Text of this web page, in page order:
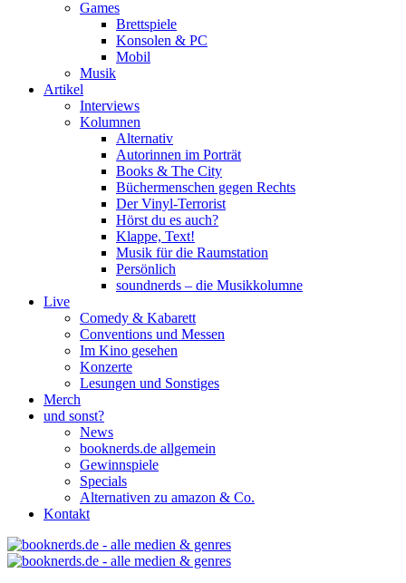
Games
Brettspiele
Konsolen & PC
Mobil
Musik
Artikel
Interviews
Kolumnen
Alternativ
Autorinnen im Porträt
Books & The City
Büchermenschen gegen Rechts
Der Vinyl-Terrorist
Hörst du es auch?
Klappe, Text!
Musik für die Raumstation
Persönlich
soundnerds – die Musikkolumne
Live
Comedy & Kabarett
Conventions und Messen
Im Kino gesehen
Konzerte
Lesungen und Sonstiges
Merch
und sonst?
News
booknerds.de allgemein
Gewinnspiele
Specials
Alternativen zu amazon & Co.
Kontakt